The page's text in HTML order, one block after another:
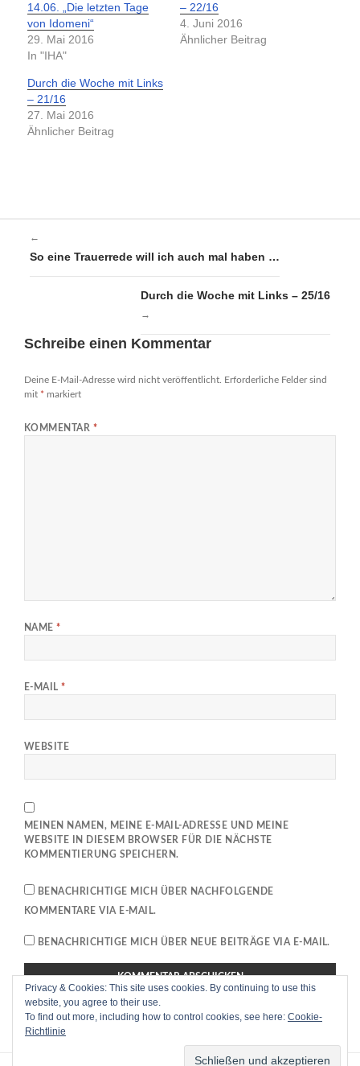
14.06. „Die letzten Tage
von Idomeni“
29. Mai 2016
In "IHA"
– 22/16
4. Juni 2016
Ähnlicher Beitrag
Durch die Woche mit Links
– 21/16
27. Mai 2016
Ähnlicher Beitrag
←
So eine Trauerrede will ich auch mal haben …
Durch die Woche mit Links – 25/16
→
Schreibe einen Kommentar
Deine E-Mail-Adresse wird nicht veröffentlicht.
Erforderliche Felder sind
mit * markiert
KOMMENTAR *
NAME*
E-MAIL*
WEBSITE
MEINEN NAMEN, MEINE E-MAIL-ADRESSE UND MEINE
WEBSITE IN DIESEM BROWSER FÜR DIE NÄCHSTE
KOMMENTIERUNG SPEICHERN.
BENACHRICHTIGE MICH ÜBER NACHFOLGENDE
KOMMENTARE VIA E-MAIL.
BENACHRICHTIGE MICH ÜBER NEUE BEITRÄGE VIA E-MAIL.
This site uses Akismet to reduce spam.
comment data is processed.
Privacy & Cookies: This site uses cookies. By continuing to use this
website, you agree to their use.
To find out more, including how to control cookies, see here: Cookie-
Richtlinie